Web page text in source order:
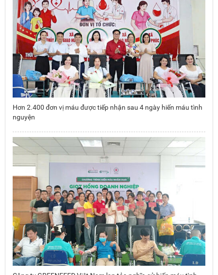
Hơn 2.400 đơn vị máu được tiếp nhận sau 4 ngày hiến máu tình
nguyện